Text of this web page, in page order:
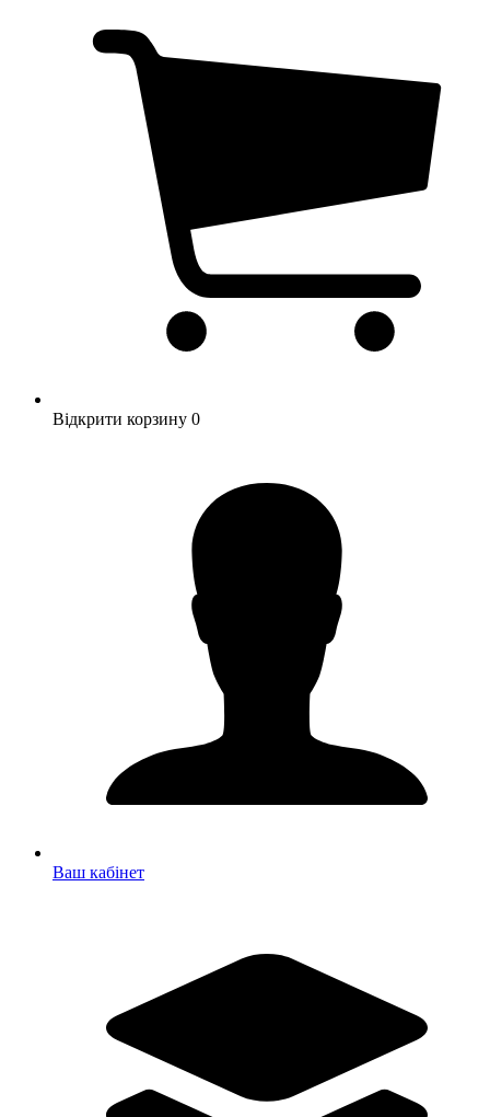
Відкрити корзину 0
Ваш кабінет